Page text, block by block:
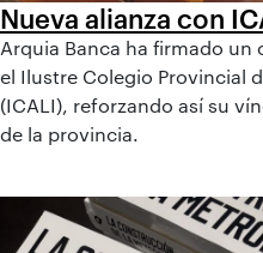
Nueva alianza con
Arquia Banca ha firmado
el Ilustre Colegio Provincial
(ICALI), reforzando así su
de la provincia.